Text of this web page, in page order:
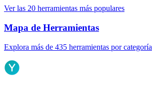
Ver las 20 herramientas más populares
Mapa de Herramientas
Explora más de 435 herramientas por categoría